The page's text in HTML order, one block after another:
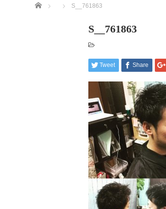
Home S__761863
S__761863
Tweet Share